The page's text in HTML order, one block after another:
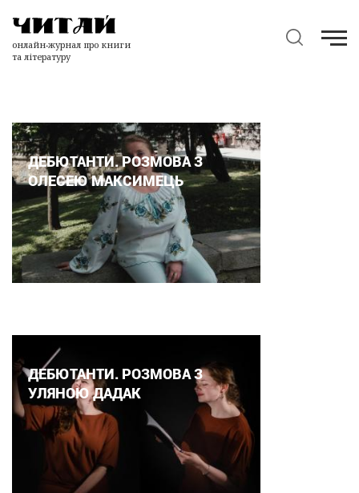
онлайн-журнал про книги
та літературу
ДЕБЮТАНТИ. РОЗМОВА З
ОЛЕСЕЮ МАКСИМЕЦЬ
ДЕБЮТАНТИ. РОЗМОВА З
УЛЯНОЮ ДАДАК